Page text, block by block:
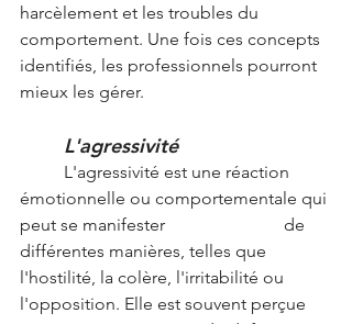
harcèlement et les troubles du
comportement. Une fois ces concepts
identifiés, les professionnels pourront
mieux les gérer.
L'agressivité
émotionnelle ou comportementale qui
peut se manifester 			de
différentes manières, telles que
l'hostilité, la colère, l'irritabilité ou
l'opposition. Elle est souvent perçue